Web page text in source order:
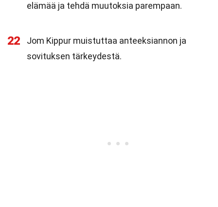
elämää ja tehdä muutoksia parempaan.
22
Jom Kippur muistuttaa anteeksiannon ja
sovituksen tärkeydestä.